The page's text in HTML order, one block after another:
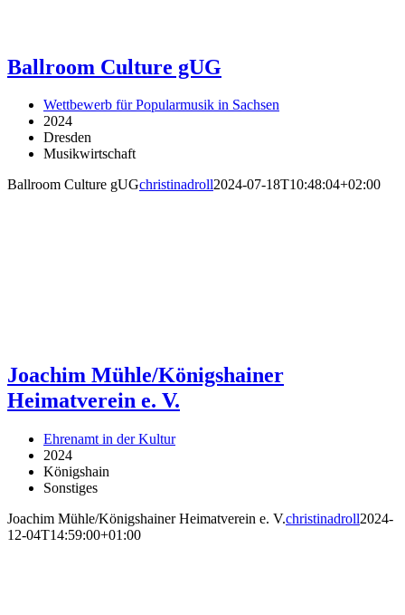
Ballroom Culture gUG
Wettbewerb für Popularmusik in Sachsen
2024
Dresden
Musikwirtschaft
Ballroom Culture gUGchristinadroll2024-07-18T10:48:04+02:00
Joachim Mühle/Königshainer
Heimatverein e. V.
Ehrenamt in der Kultur
2024
Königshain
Sonstiges
Joachim Mühle/Königshainer Heimatverein e. V.christinadroll2024-
12-04T14:59:00+01:00